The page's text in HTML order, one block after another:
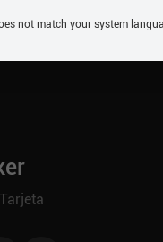
Tarjeta
not match your system